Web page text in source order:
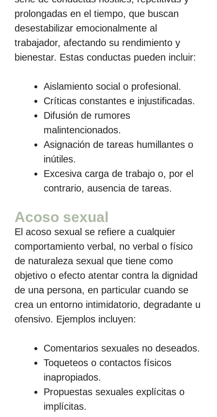
prolongadas en el tiempo, que buscan
desestabilizar emocionalmente al
trabajador, afectando su rendimiento y
bienestar. Estas conductas pueden incluir:
Aislamiento social o profesional.
Críticas constantes e injustificadas.
Difusión de rumores
malintencionados.
Asignación de tareas humillantes o
inútiles.
Excesiva carga de trabajo o, por el
contrario, ausencia de tareas.
Acoso sexual
El acoso sexual se refiere a cualquier
comportamiento verbal, no verbal o físico
de naturaleza sexual que tiene como
objetivo o efecto atentar contra la dignidad
de una persona, en particular cuando se
crea un entorno intimidatorio, degradante u
ofensivo. Ejemplos incluyen:
Comentarios sexuales no deseados.
Toqueteos o contactos físicos
inapropiados.
Propuestas sexuales explícitas o
implícitas.